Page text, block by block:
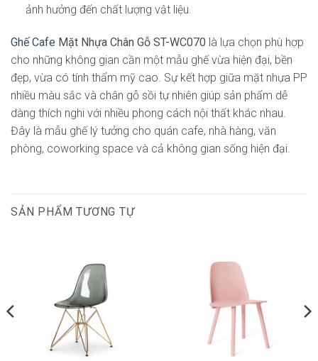
ảnh hưởng đến chất lượng vật liệu.
Ghế Cafe Mặt Nhựa Chân Gỗ ST-WC070 là lựa chọn phù hợp
cho những không gian cần một mẫu ghế vừa hiện đại, bền
đẹp, vừa có tính thẩm mỹ cao. Sự kết hợp giữa mặt nhựa PP
nhiều màu sắc và chân gỗ sồi tự nhiên giúp sản phẩm dễ
dàng thích nghi với nhiều phong cách nội thất khác nhau.
Đây là mẫu ghế lý tưởng cho quán cafe, nhà hàng, văn
phòng, coworking space và cả không gian sống hiện đại.
SẢN PHẨM TƯƠNG TỰ